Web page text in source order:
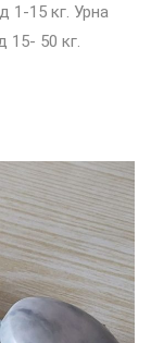
1-15 кг. Урна
15- 50 кг.